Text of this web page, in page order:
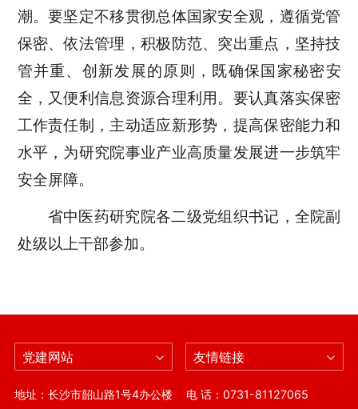
潮。要坚定不移贯彻总体国家安全观，遵循党管
保密、依法管理，积极防范、突出重点，坚持技
管并重、创新发展的原则，既确保国家秘密安
全，又便利信息资源合理利用。要认真落实保密
工作责任制，主动适应新形势，提高保密能力和
水平，为研究院事业产业高质量发展进一步筑牢
安全屏障。
省中医药研究院各二级党组织书记，全院副
处级以上干部参加。
党建网站 友情链接
地址：长沙市韶山路1号4办公楼
电 话：0731-81127065